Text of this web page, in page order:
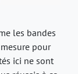
les bandes
pour
ici ne sont